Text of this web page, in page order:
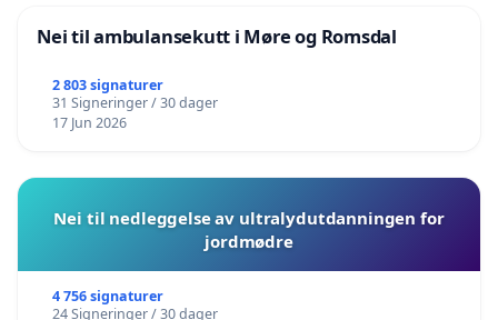
Nei til ambulansekutt i Møre og Romsdal
2 803 signaturer
31 Signeringer / 30 dager
17 Jun 2026
Nei til nedleggelse av ultralydutdanningen for
jordmødre
4 756 signaturer
24 Signeringer / 30 dager